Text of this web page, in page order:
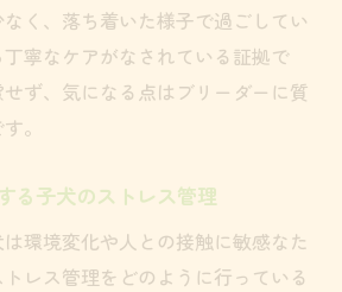
く、落ち着いた様子で過ごしてい
寧なケアがなされている証拠で
ず、気になる点はブリーダーに質
。
る子犬のストレス管理
環境変化や人との接触に敏感なた
レス管理をどのように行っている